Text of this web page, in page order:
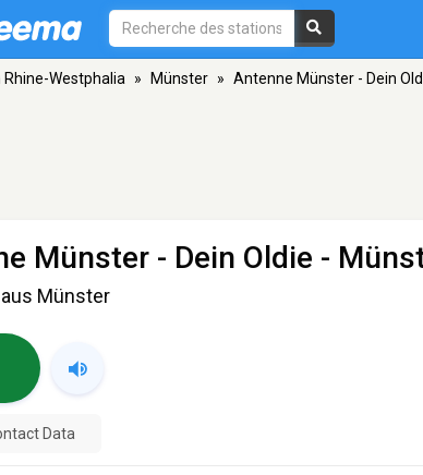
Rhine-Westphalia » Münster » Antenne Münster - Dein
Münster - Dein Oldie -
Münster
Data